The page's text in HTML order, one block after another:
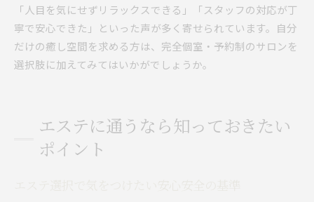
「人目を気にせずリラックスできる」「スタッフの対応が丁
寧で安心できた」といった声が多く寄せられています。自分
だけの癒し空間を求める方は、完全個室・予約制のサロンを
選択肢に加えてみてはいかがでしょうか。
エステに通うなら知っておきたい
ポイント